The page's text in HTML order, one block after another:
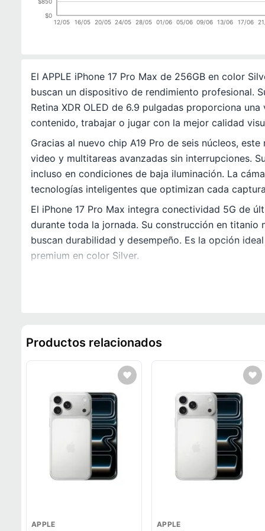
12/05 16/05 20/05 24/05 28/05 01/06 05/06 09/06 13/06 17/06
$0
El APPLE iPhone 17 Pro Max de 256GB en color
buscan un dispositivo de rendimiento profesional.
Retina XDR OLED de 6.9 pulgadas proporciona
contenido, trabajar o jugar con la mejor calidad
Gracias al nuevo chip A19 Pro de seis núcleos,
video y multitareas avanzadas sin interrupciones.
incluso en condiciones de baja iluminación. La
tecnologías inteligentes que optimizan cada
El iPhone 17 Pro Max integra conectividad 5G de
durante toda la jornada. Su construcción en
buscan durabilidad y desempeño. Es la opción
premium en color Silver.
Productos relacionados
APPLE APPLE